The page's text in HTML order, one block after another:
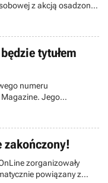
z akcją osadzoną
wplątany w
Józefa Stalina. Gra
świata wciąż czeka
tytułem
numeru
Jego
Tournament 2007
3. Owe doniesienia
pracujących nad grą.
zakończony!
zorganizowały
powiązany z